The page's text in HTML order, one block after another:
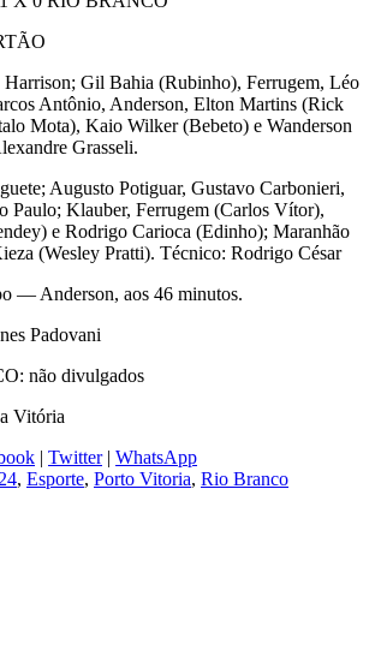
Gil Bahia (Rubinho), Ferrugem, Léo
Antônio, Anderson, Elton Martins (Rick
Mota), Kaio Wilker (Bebeto) e Wanderson
Grasseli.
Augusto Potiguar, Gustavo Carbonieri,
Paulo; Klauber, Ferrugem (Carlos Vítor),
e Rodrigo Carioca (Edinho); Maranhão
(Wesley Pratti). Técnico: Rodrigo César
— Anderson, aos 46 minutos.
Padovani
não divulgados
Vitória
| Twitter| WhatsApp
, Esporte, Porto Vitoria, Rio Branco